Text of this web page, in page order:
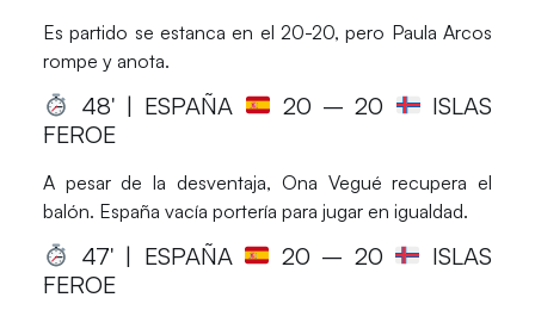
Es partido se estanca en el 20-20, pero Paula Arcos
rompe y anota.
48′ | ESPAÑA 20 – 20
ISLAS
FEROE
A pesar de la desventaja, Ona Vegué recupera el
balón. España vacía portería para jugar en igualdad.
47′ | ESPAÑA 20 – 20
ISLAS
FEROE